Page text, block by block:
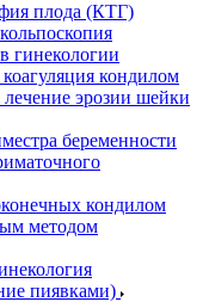
плода (КТГ)
гинекологии
кондилом
эрозии шейки
беременности
кондилом
методом
пиявками)